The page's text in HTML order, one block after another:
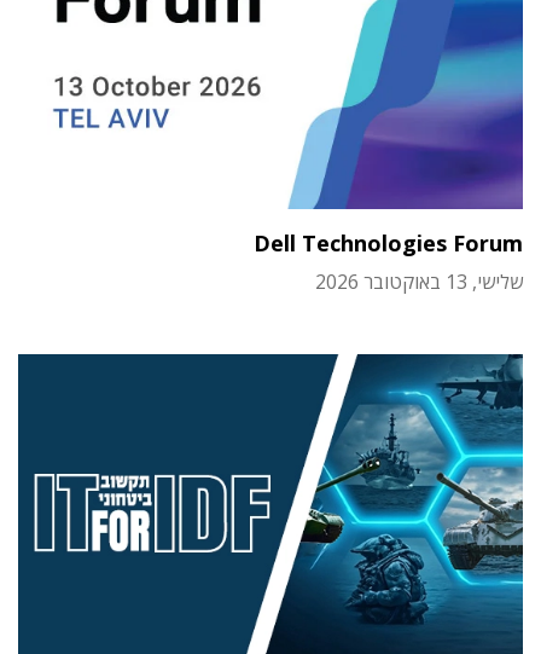
Dell Technologies Forum
שלישי, 13 באוקטובר 2026